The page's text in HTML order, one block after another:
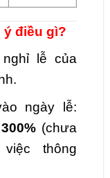
điều gì?
lễ của
ngày lễ:
(chưa
thông